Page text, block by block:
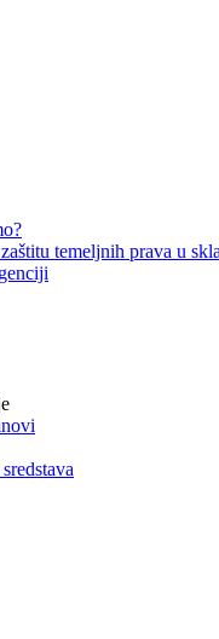
temeljnih prava u